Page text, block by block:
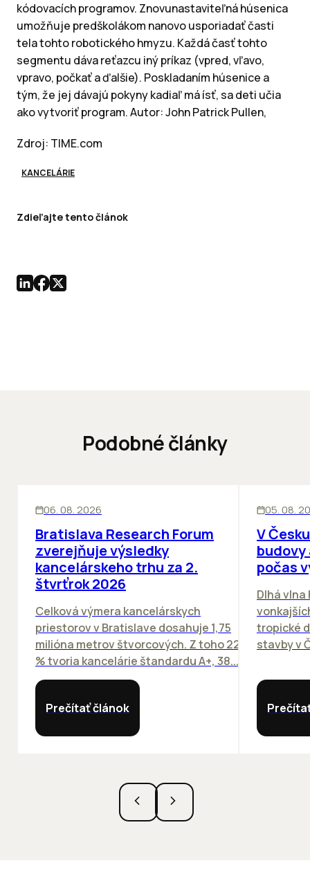
kódovacích programov. Znovunastaviteľná húsenica
umožňuje predškolákom nanovo usporiadať časti
tela tohto robotického hmyzu. Každá časť tohto
segmentu dáva reťazcu iný príkaz (vpred, vľavo,
vpravo, počkať a ďalšie). Poskladaním húsenice a
tým, že jej dávajú pokyny kadiaľ má ísť, sa deti učia
ako vytvoriť program. Autor: John Patrick Pullen,
Zdroj: TIME.com
KANCELÁRIE
Zdieľajte tento článok
Podobné články
06. 08. 2026
Bratislava Research Forum
zverejňuje výsledky
kancelárskeho trhu za 2.
štvrťrok 2026
Celková výmera kancelárskych
priestorov v Bratislave dosahuje 1,75
milióna metrov štvorcových. Z toho 22
% tvoria kancelárie štandardu A+, 38...
Prečítať článok
05. 08.
V
počas
Dlhá
tropické
stavby v